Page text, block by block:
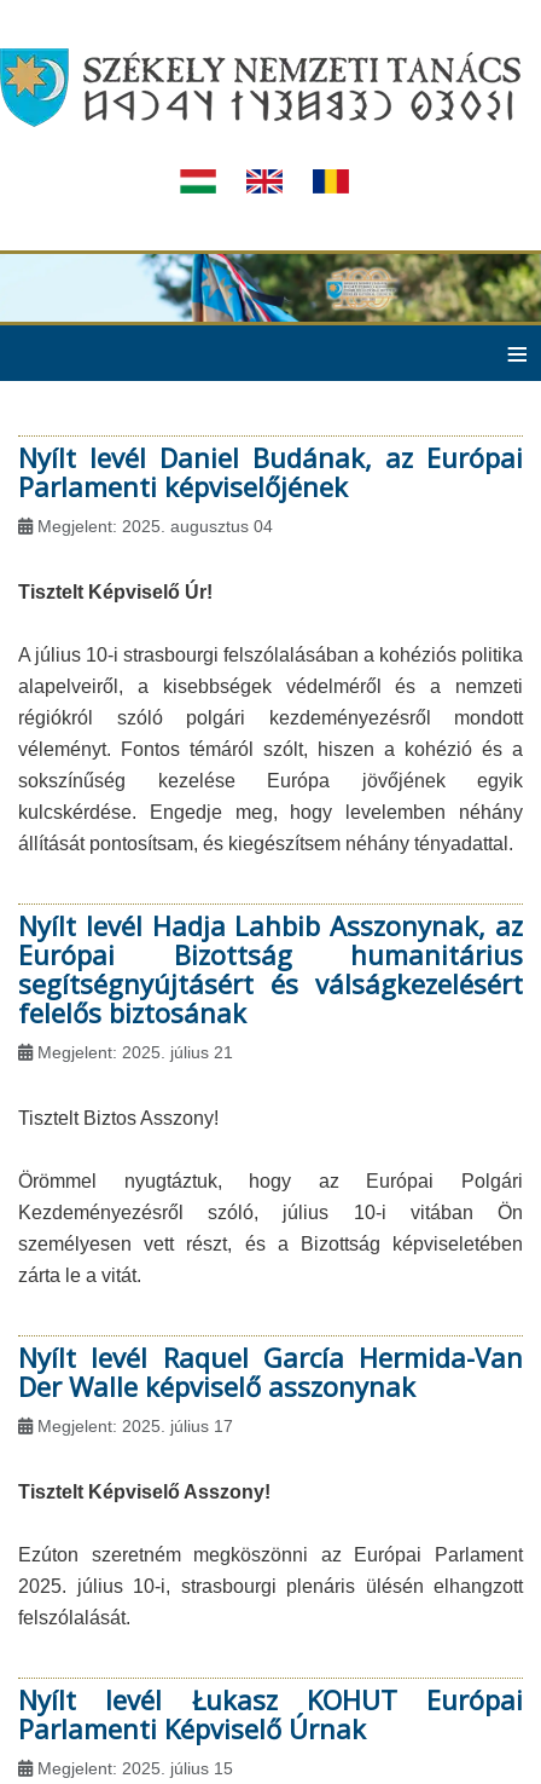
≡
Nyílt levél Daniel Budának, az Európai
Parlamenti képviselőjének
Megjelent: 2025. augusztus 04
Tisztelt Képviselő Úr!
A július 10-i strasbourgi felszólalásában a kohéziós politika
alapelveiről, a kisebbségek védelméről és a nemzeti
régiókról szóló polgári kezdeményezésről mondott
véleményt. Fontos témáról szólt, hiszen a kohézió és a
sokszínűség kezelése Európa jövőjének egyik
kulcskérdése. Engedje meg, hogy levelemben néhány
állítását pontosítsam, és kiegészítsem néhány tényadattal.
Nyílt levél Hadja Lahbib Asszonynak, az
Európai Bizottság humanitárius
segítségnyújtásért és válságkezelésért
felelős biztosának
Megjelent: 2025. július 21
Tisztelt Biztos Asszony!
Örömmel nyugtáztuk, hogy az Európai Polgári
Kezdeményezésről szóló, július 10-i vitában Ön
személyesen vett részt, és a Bizottság képviseletében
zárta le a vitát.
Nyílt levél Raquel García Hermida-Van
Der Walle képviselő asszonynak
Megjelent: 2025. július 17
Tisztelt Képviselő Asszony!
Ezúton szeretném megköszönni az Európai Parlament
2025. július 10-i, strasbourgi plenáris ülésén elhangzott
felszólalását.
Nyílt levél Łukasz KOHUT Európai
Parlamenti Képviselő Úrnak
Megjelent: 2025. július 15